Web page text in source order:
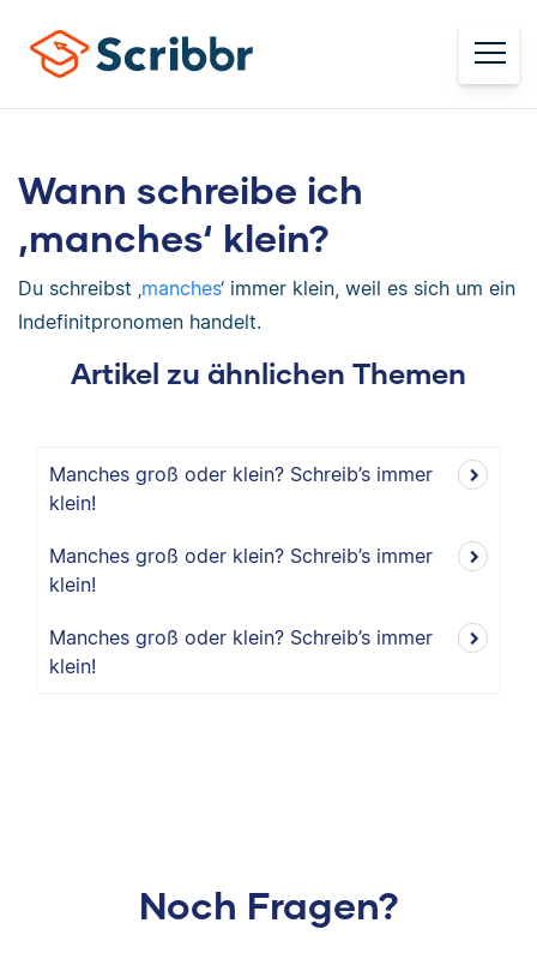
Wann schreibe ich
‚manches‘ klein?
Du schreibst ‚manches‘ immer klein, weil es sich um ein
Indefinitpronomen handelt.
Artikel zu ähnlichen Themen
Manches groß oder klein? Schreib’s immer
klein!
Manches groß oder klein? Schreib’s immer
klein!
Manches groß oder klein? Schreib’s immer
klein!
Noch Fragen?